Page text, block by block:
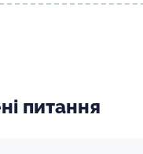
питання